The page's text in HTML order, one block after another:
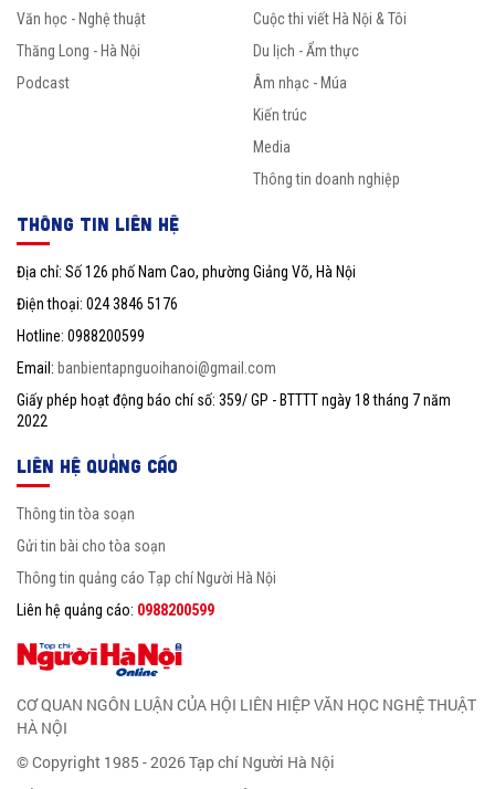
CƠ QUAN NGÔN LUẬN CỦA HỘI LIÊN HIỆP VĂN HỌC NGHỆ THUẬT
HÀ NỘI
© Copyright 1985 - 2026 Tạp chí Người Hà Nội
Văn học - Nghệ thuật
Thăng Long - Hà Nội
Podcast
Cuộc thi viết Hà Nội & Tôi
Du lịch - Ẩm thực
Âm nhạc - Múa
Kiến trúc
Media
Thông tin doanh nghiệp
THÔNG TIN LIÊN HỆ
Địa chỉ: Số 126 phố Nam Cao, phường Giảng Võ, Hà Nội
Điện thoại: 024 3846 5176
Hotline: 0988200599
Email: banbientapnguoihanoi@gmail.com
Giấy phép hoạt động báo chí số: 359/ GP - BTTTT ngày 18 tháng 7 năm
2022
LIÊN HỆ QUẢNG CÁO
Thông tin tòa soạn
Gửi tin bài cho tòa soạn
Thông tin quảng cáo Tạp chí Người Hà Nội
Liên hệ quảng cáo: 0988200599